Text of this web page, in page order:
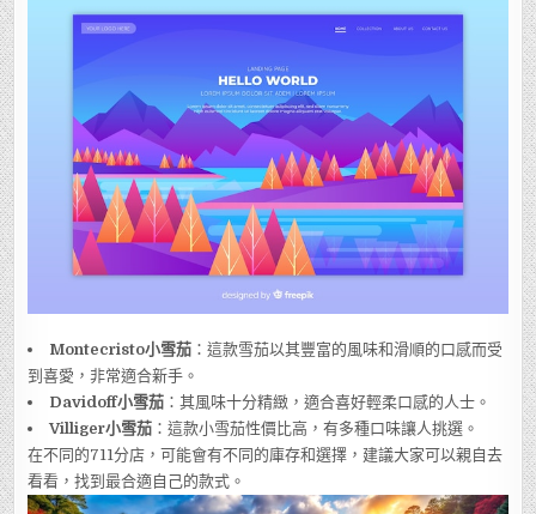
Montecristo小雪茄 ：這款雪茄以其豐富的風味和滑順的口感而受
到喜愛，非常適合新手。
Davidoff小雪茄 ：其風味十分精緻，適合喜好輕柔口感的人士。
Villiger小雪茄 ：這款小雪茄性價比高，有多種口味讓人挑選。
在不同的711分店，可能會有不同的庫存和選擇，建議大家可以親自去
看看，找到最合適自己的款式。